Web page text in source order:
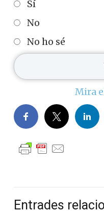
Sí
No
No ho sé
Mira
Entrades